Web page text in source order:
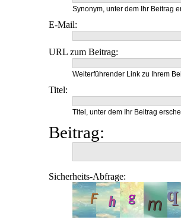
Synonym, unter dem Ihr Beitrag
E-Mail:
URL zum Beitrag:
Weiterführender Link zu Ihrem
Titel:
Titel, unter dem Ihr Beitrag
Beitrag:
Sicherheits-Abfrage: